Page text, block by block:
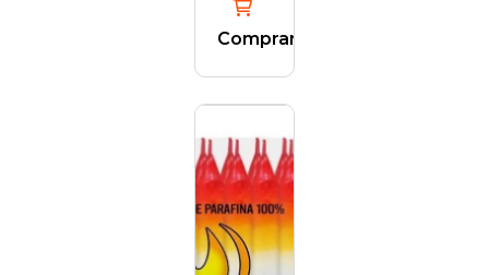
Comprar